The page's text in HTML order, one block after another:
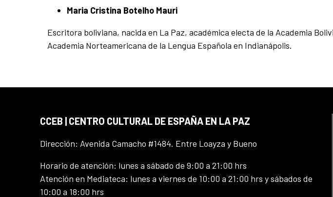
Maria Cristina Botelho Mauri
Escritora boliviana, nacida en La Paz, académica electa de la Academia
Academia Norteamericana de la Lengua Española en Indianápolis.
CCEB | CENTRO CULTURAL DE ESPAÑA EN LA PAZ
Dirección: Avenida Camacho #1484. Entre Loayza y Bueno
Horario de atención: lunes a sábado de 9:00 a 21:00 hrs
Atención en Mediateca: lunes a viernes de 10:00 a 21:00 hrs y sábados de
10:00 a 18:00 hrs